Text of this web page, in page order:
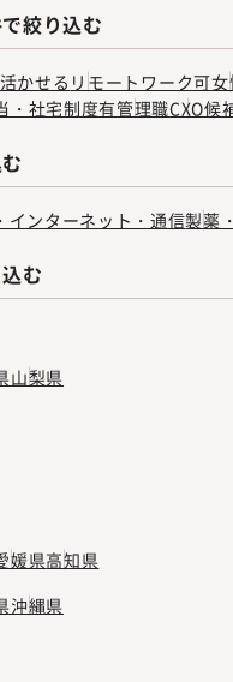
絞り込む
かせる リモートワーク可女
・社宅制度有管理職CXO候
インターネット・通信製薬
む
山梨県
媛県高知県
沖縄県